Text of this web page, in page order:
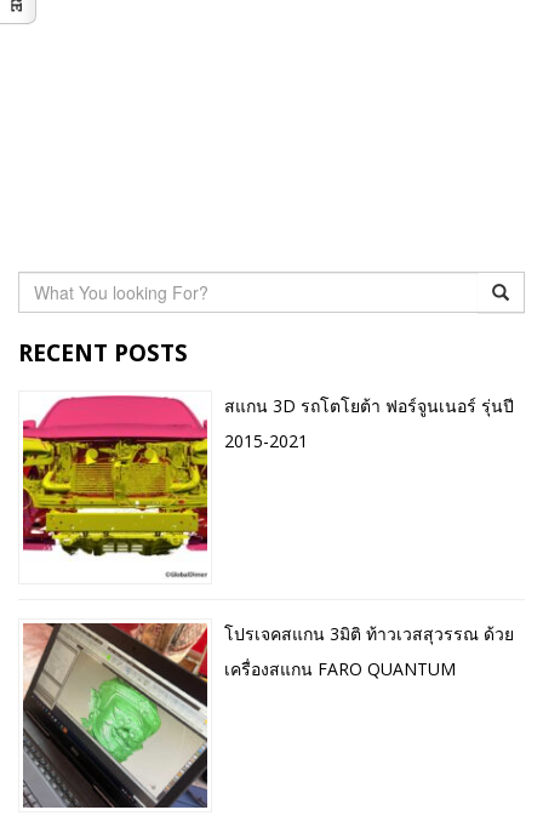
RECENT POSTS
สแกน 3D รถโตโยต้า ฟอร์จูนเนอร์ รุ่นปี
2015-2021
โปรเจคสแกน 3มิติ ท้าวเวสสุวรรณ ด้วย
เครื่องสแกน FARO QUANTUM